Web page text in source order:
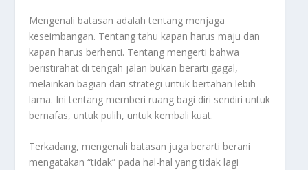
Mengenali batasan adalah tentang menjaga
keseimbangan. Tentang tahu kapan harus maju dan
kapan harus berhenti. Tentang mengerti bahwa
beristirahat di tengah jalan bukan berarti gagal,
melainkan bagian dari strategi untuk bertahan lebih
lama. Ini tentang memberi ruang bagi diri sendiri untuk
bernafas, untuk pulih, untuk kembali kuat.
Terkadang, mengenali batasan juga berarti berani
mengatakan “tidak” pada hal-hal yang tidak lagi